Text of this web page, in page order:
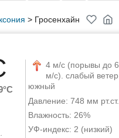
> Гросенхайн
4 м/с (порывы до 6
м/с). слабый
южный
Давление: 748 мм рт.ст.
Влажность: 26%
УФ-индекс: 2 (низкий)